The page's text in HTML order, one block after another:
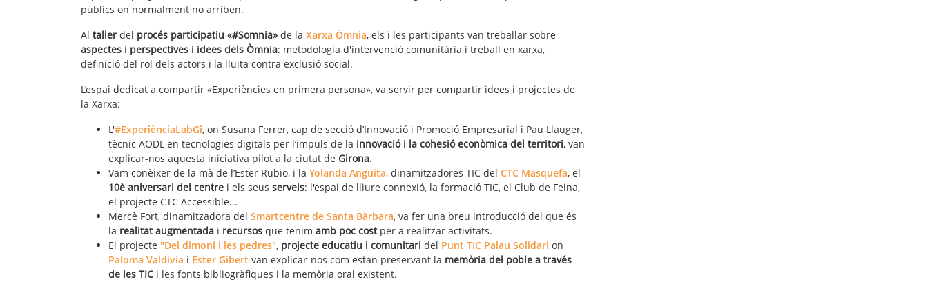
públics on normalment no arriben.
Al taller del procés participatiu «#Somnia» de la Xarxa Òmnia, els i les participants van treballar sobre
aspectes i perspectives i idees dels Òmnia: metodologia d'intervenció comunitària i treball en xarxa,
definició del rol dels actors i la lluita contra exclusió social.
L’espai dedicat a compartir «Experiències en primera persona», va servir per compartir idees i projectes de
la Xarxa:
L'#ExperiènciaLabGi, on Susana Ferrer, cap de secció d’Innovació i Promoció Empresarial i Pau Llauger,
tècnic AODL en tecnologies digitals per l’impuls de la innovació i la cohesió econòmica del territori, van
explicar-nos aquesta iniciativa pilot a la ciutat de Girona.
Vam conèixer de la mà de l’Ester Rubio, i la Yolanda Anguita, dinamitzadores TIC del CTC Masquefa, el
10è aniversari del centre i els seus serveis: l'espai de lliure connexió, la formació TIC, el Club de Feina,
el projecte CTC Accessible...
Mercè Fort, dinamitzadora del Smartcentre de Santa Bàrbara, va fer una breu introducció del que és
la realitat augmentada i recursos que tenim amb poc costper a realitzar activitats.
El projecte "Del dimoni i les pedres", projecte educatiu i comunitari del Punt TIC Palau Solidari on
Paloma Valdivia i Ester Gibert van explicar-nos com estan preservant la memòria del poble a través
de les TIC i les fonts bibliogràfiques i la memòria oral existent.